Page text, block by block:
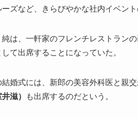
ズなど、きらびやかな社内イベン
純は、一軒家のフレンチレストラン
て出席することになっていた。
婚式には、新郎の美容外科医と親
滋）
も出席するのだという。